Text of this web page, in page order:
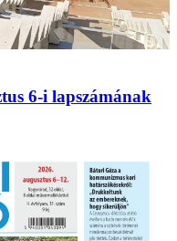
6-i lapszámának